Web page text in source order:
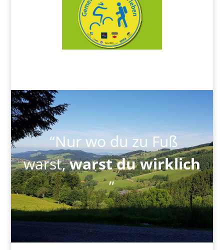
“Nur wo du zu Fuß
warst,warst du wirklich
”